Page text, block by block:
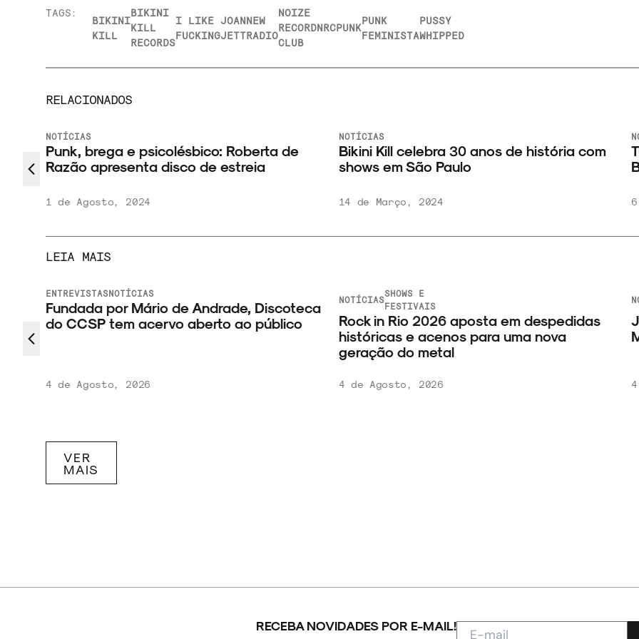
TAGS:
BIKINI
KILL
BIKINI
KILL
RECORDS
I LIKE
FUCKING
JOAN
JETT
NEW
RADIO
NOIZE
RECORD
CLUB
NRCPUNK
PUNK
FEMINISTA
PUSSY
WHIPPED
RELACIONADOS
NOTÍCIAS
Punk, brega e psicolésbico: Roberta de
Razão apresenta disco de estreia
1 de Agosto, 2024
NOTÍCIAS
Bikini Kill celebra 30 anos de história com
shows em São Paulo
14 de Março, 2024
LEIA MAIS
ENTREVISTASNOTÍCIAS
Fundada por Mário de Andrade, Discoteca
do CCSP tem acervo aberto ao público
4 de Agosto, 2026
NOTÍCIAS
SHOWS E
FESTIVAIS
Rock in Rio 2026 aposta em despedidas
históricas e acenos para uma nova
geração do metal
4 de Agosto, 2026
VER
MAIS
RECEBA NOVIDADES POR E-MAIL!